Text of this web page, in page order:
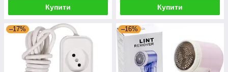
Купити Купити
–17% –16%